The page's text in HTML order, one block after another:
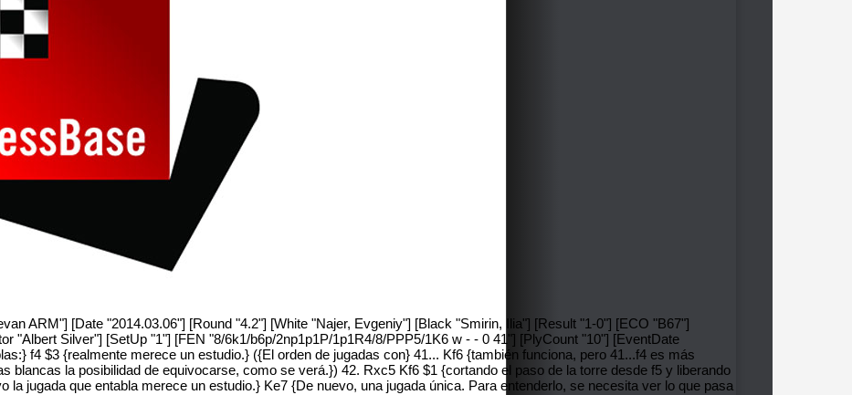
ARM"] [Date "2014.03.06"] [Round "4.2"] [White "Najer, Evgeniy"] [Black "Smirin, Ilia"] [Result "1-0"] [ECO "B67"]
"Albert Silver"] [SetUp "1"] [FEN "8/6k1/b6p/2np1p1P/1p1R4/8/PPP5/1K6 w - - 0 41"] [PlyCount "10"] [EventDate
f4 $3 {realmente merece un estudio.} ({El orden de jugadas con} 41... Kf6 {también funciona, pero 41...f4 es más
blancas la posibilidad de equivocarse, como se verá.}) 42. Rxc5 Kf6 $1 {cortando el paso de la torre desde f5 y liberando
la jugada que entabla merece un estudio.} Ke7 {De nuevo, una jugada única. Para entenderlo, se necesita ver lo que pasa